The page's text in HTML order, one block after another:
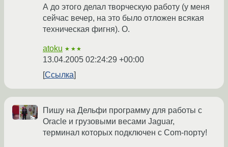
А до этого делал творческую работу (у меня
сейчас вечер, на это было отложен всякая
техническая фигня). О.
atoku ★★★
13.04.2005 02:24:29 +00:00
Ссылка
Пишу на Дельфи программу для работы с
Oracle и грузовыми весами Jaguar,
терминал которых подключен с Com-порту!